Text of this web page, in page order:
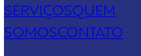
SERVIÇOSQUEM
SOMOSCONTATO